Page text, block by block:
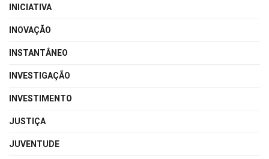
INICIATIVA
INOVAÇÃO
INSTANTÂNEO
INVESTIGAÇÃO
INVESTIMENTO
JUSTIÇA
JUVENTUDE